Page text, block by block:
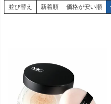
並び替え 新着順 価格が安い順